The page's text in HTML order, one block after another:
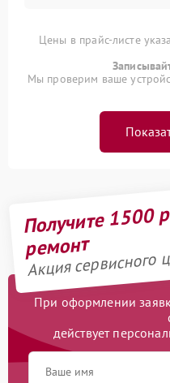
Цены в прайс-листе
Мы проверим ваше
Получите 1500
ремонт
Акция сервисного
При оформлении
действует